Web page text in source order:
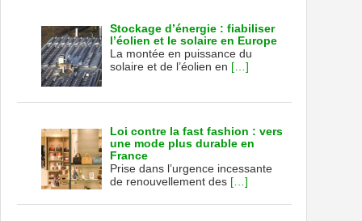
Stockage d’énergie : fiabiliser
l’éolien et le solaire en Europe
La montée en puissance du
solaire et de l’éolien en […]
Loi contre la fast fashion : vers
une mode plus durable en
France
Prise dans l’urgence incessante
de renouvellement des […]